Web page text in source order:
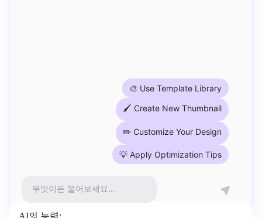
🎨 Use Template Library
🖌 Create New Thumbnail
✏️ Customize Your Design
💡 Apply Optimization Tips
무엇이든 물어보세요...
AI의 능력: